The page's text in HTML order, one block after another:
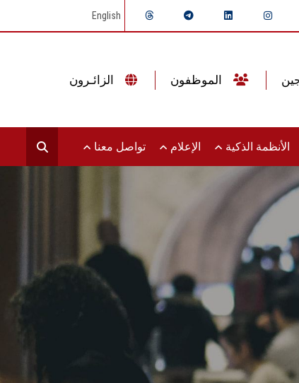
English
الأنظمة الذكية الإعلام تواصل معنا